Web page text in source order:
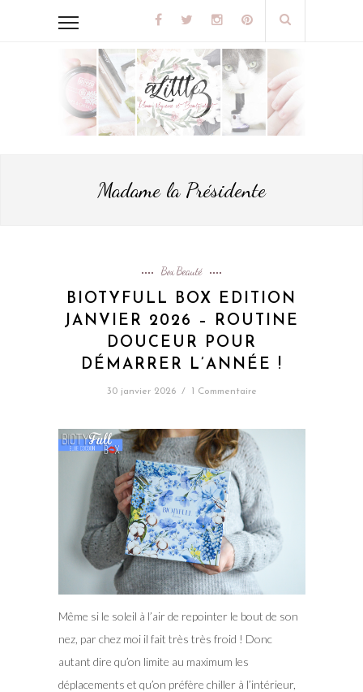
Madame la Présidente
Box Beauté
BIOTYFULL BOX EDITION
JANVIER 2026 – ROUTINE
DOUCEUR POUR
DÉMARRER L’ANNÉE !
30 janvier 2026 / 1 Commentaire
Même si le soleil à l’air de repointer le bout de son
nez, par chez moi il fait très très froid ! Donc
autant dire qu’on limite au maximum les
déplacements et qu’on préfère chiller à l’intérieur,